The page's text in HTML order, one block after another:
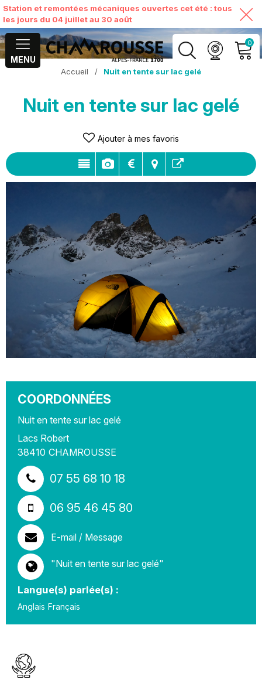
Station et remontées mécaniques ouvertes cet été : tous
les jours du 04 juillet au 30 août
MENU
0
MON COMPTE
VOIR MON PANIER
Accueil / Nuit en tente sur lac gelé
Nuit en tente sur lac gelé
Ajouter à mes favoris
COORDONNÉES
Nuit en tente sur lac gelé
Lacs Robert
38410 CHAMROUSSE
07 55 68 10 18
06 95 46 45 80
E-mail / Message
"Nuit en tente sur lac gelé"
Langue(s) parlée(s) :
Anglais Français